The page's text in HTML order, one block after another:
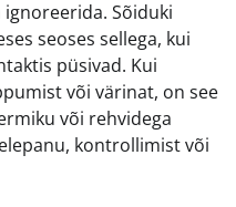
Sõiduki
seoses sellega, kui
püsivad. Kui
või värinat, on see
või rehvidega
kontrollimist või